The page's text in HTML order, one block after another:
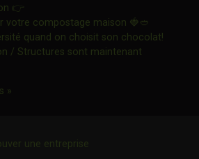
👉Ce lien s'ouvrira dans une nouvelle
votre compostage maison 🍓🥙
quand on choisit son chocolat!Ce lien
/ Structures sont maintenant
lien s'ouvrira dans une nouvelle fenêtre"
»Ce lien s'ouvrira dans une nouvelle
une entreprise